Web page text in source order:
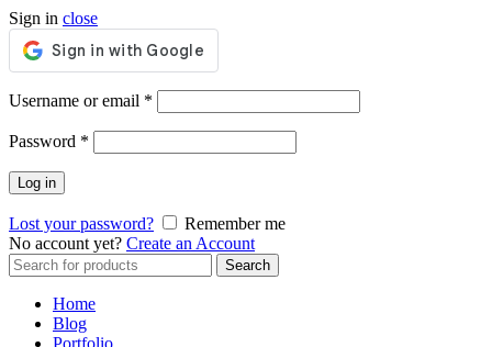
Sign in close
Username or email *
Password *
Log in
Lost your password?
Remember me
No account yet? Create an Account
Search
for:
Search
Home
Blog
Portfolio